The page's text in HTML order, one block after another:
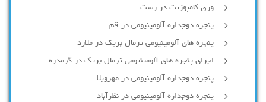
ورق کامپوزیت در رشت
پنجره دوجداره آلومينيومی در قم
پنجره های آلومینیومی ترمال بریک در ملارد
اجرای پنجره های آلومینیومی ترمال بریک در گرمدره
پنجره دوجداره آلومینیومی در مهرویلا
پنجره دوجداره آلومینیومی در نظرآباد